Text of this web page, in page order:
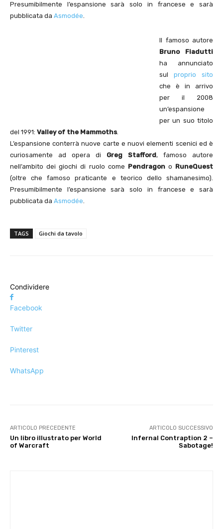
Presumibilmente l’espansione sarà solo in francese e sarà
pubblicata da Asmodée.
Il famoso autore
Bruno Fiadutti
ha annunciato
sul proprio sito
che è in arrivo
per il 2008
un’espansione
per un suo titolo
del 1991: Valley of the Mammoths.
L’espansione conterrà nuove carte e nuovi elementi scenici ed è
curiosamente ad opera di Greg Stafford, famoso autore
nell’ambito dei giochi di ruolo come Pendragono RuneQuest
(oltre che famoso praticante e teorico dello shamanesimo).
Presumibilmente l’espansione sarà solo in francese e sarà
pubblicata da Asmodée.
TAGS Giochi da tavolo
Condividere
Facebook
Twitter
Pinterest
WhatsApp
ARTICOLO PRECEDENTE
Un libro illustrato per World
of Warcraft
ARTICOLO SUCCESSIVO
Infernal Contraption 2 –
Sabotage!